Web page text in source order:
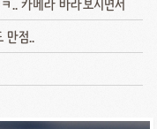
.. 카메라 바라보시면서
만점..